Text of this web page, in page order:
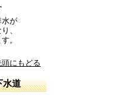
水が
、
。
頭にもどる
水道